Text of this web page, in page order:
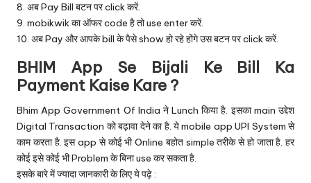
8. अब Pay Bill बटन पर click करें.
9. mobikwik का ऑफर code है तो use enter करें.
10. अब Pay और आपके bill के पैसे show हो रहे होंगे उस बटन पर click करें.
BHIM App Se Bijali Ke Bill Ka
Payment Kaise Kare ?
Bhim App Government Of India ने Lunch किया है. इसका main उद्देश
Digital Transaction को बढ़ावा देने का है. ये mobile app UPI System से
काम करता है. इस app से कोई भी Online बहोत simple तरीके से हो जाता है. हर
कोई इसे कोई भी Problem के बिना use कर सकता है.
इसके बारे में ज्यादा जानकारी के लिए ये पढ़े :